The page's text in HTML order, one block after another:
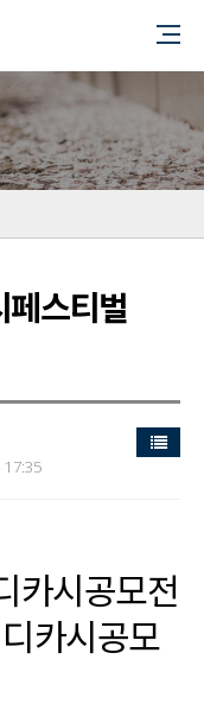
페스티벌
목록
카시공모전
카시공모